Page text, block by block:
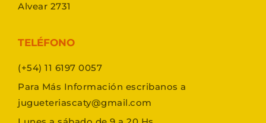
Alvear 2731
TELÉFONO
(+54) 11 6197 0057
Para Más Información escribanos a
jugueteriascaty@gmail.com